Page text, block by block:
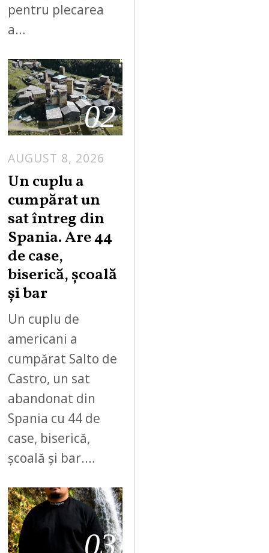
pentru plecarea
a…
02
AUGUST 8, 2026
Un cuplu a
cumpărat un
sat întreg din
Spania. Are 44
de case,
biserică, școală
și bar
Un cuplu de
americani a
cumpărat Salto de
Castro, un sat
abandonat din
Spania cu 44 de
case, biserică,
școală și bar.…
03